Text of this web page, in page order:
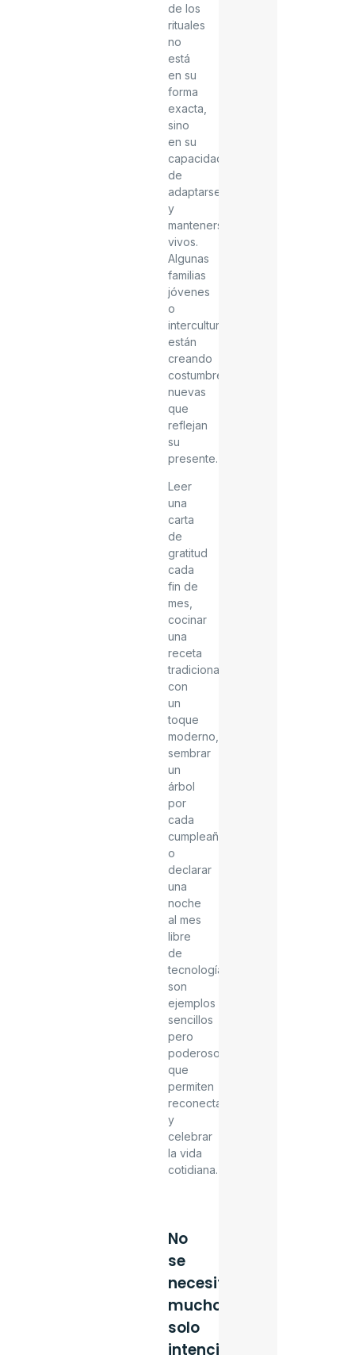
de los
rituales
no
está
en su
forma
exacta,
sino
en su
capacidad
de
adaptarse
y
mantenerse
vivos.
Algunas
familias
jóvenes
o
interculturales
están
creando
costumbres
nuevas
que
reflejan
su
presente.
Leer
una
carta
de
gratitud
cada
fin de
mes,
cocinar
una
receta
tradicional
con
un
toque
moderno,
sembrar
un
árbol
por
cada
cumpleaños
o
declarar
una
noche
al mes
libre
de
tecnología
son
ejemplos
sencillos
pero
poderosos
que
permiten
reconectar
y
celebrar
la vida
cotidiana.
No
se
necesita
mucho:
solo
intención